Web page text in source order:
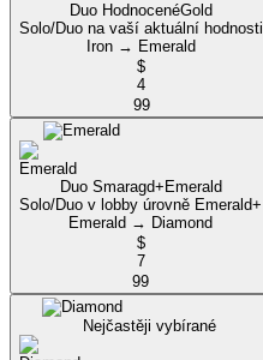
Duo HodnocenéGold
Solo/Duo na vaší aktuální hodnosti
Iron → Emerald
$
4
99
Duo Smaragd+ Emerald
Solo/Duo v lobby úrovně Emerald+
Emerald → Diamond
$
7
99
Nejčastěji vybírané